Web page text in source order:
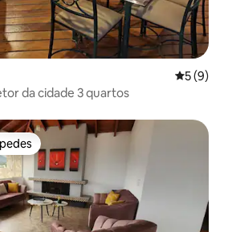
5 de
5 (9)
da cidade 3 quartos
dos hóspedes